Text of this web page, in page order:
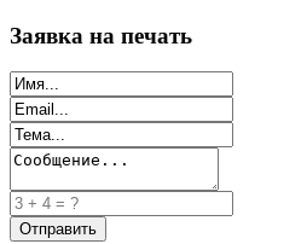
Заявка на печать